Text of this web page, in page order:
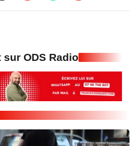
ODS Radio